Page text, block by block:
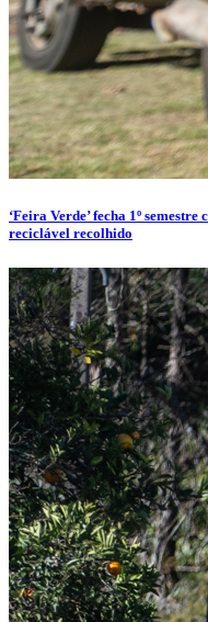
‘Feira Verde’ fecha 1º
reciclável recolhido